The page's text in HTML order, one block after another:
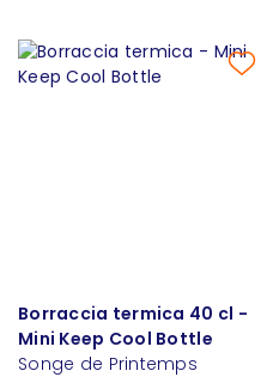
Borraccia termica 40 cl -
Mini Keep Cool Bottle
Songe de Printemps